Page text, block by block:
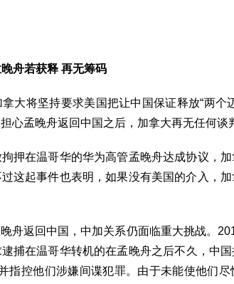
舟若获释 再无筹码
大将坚持要求美国把让中国保证释放“两个
心孟晚舟返回中国之后，加拿大再无任何谈
押在温哥华的华为高管孟晚舟达成协议，
这起事件也表明，如果没有美国的介入，
舟返回中国，中加关系仍面临重大挑战。
逮捕在温哥华转机的在孟晚舟之后不久，中
控他们涉嫌间谍犯罪。由于未能使他们尽